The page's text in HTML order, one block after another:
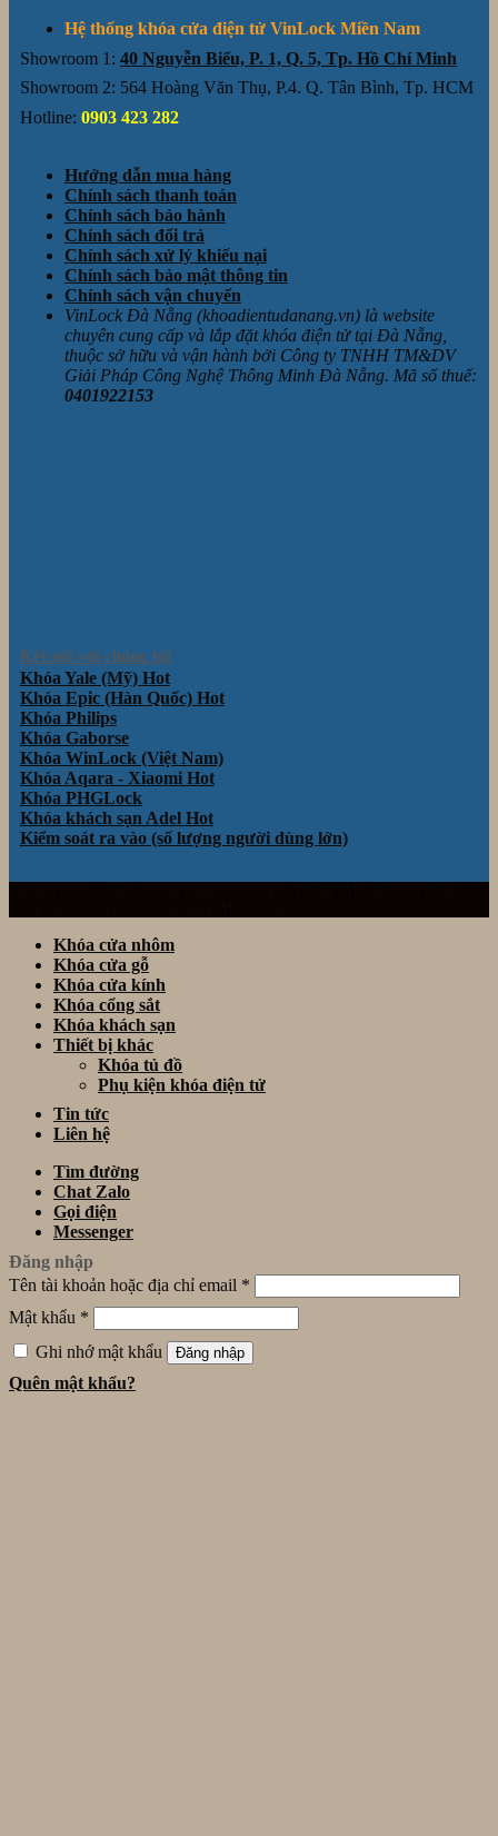
Hệ thống khóa cửa điện tử VinLock Miền Nam
Showroom 1: 40 Nguyễn Biểu, P. 1, Q. 5, Tp. Hồ Chí Minh
Showroom 2: 564 Hoàng Văn Thụ, P.4. Q. Tân Bình, Tp. HCM
Hotline: 0903 423 282
Hướng dẫn mua hàng
Chính sách thanh toán
Chính sách bảo hành
Chính sách đổi trả
Chính sách xử lý khiếu nại
Chính sách bảo mật thông tin
Chính sách vận chuyển
VinLock Đà Nẵng (khoadientudanang.vn) là website
chuyên cung cấp và lắp đặt khóa điện tử tại Đà Nẵng,
thuộc sở hữu và vận hành bởi Công ty TNHH TM&DV
Giải Pháp Công Nghệ Thông Minh Đà Nẵng. Mã số thuế:
0401922153
Kết nối với chúng tôi
Khóa Yale (Mỹ)
Khóa Epic (Hàn Quốc)
Khóa Philips
Khóa Gaborse
Khóa WinLock (Việt Nam)
Khóa Aqara - Xiaomi
Khóa PHGLock
Khóa khách sạn Adel
Kiểm soát ra vào (số lượng người dùng lớn)
Khóa cửa nhôm
Khóa cửa gỗ
Khóa cửa kính
Khóa cổng sắt
Khóa khách sạn
Thiết bị khác
Khóa tủ đồ
Phụ kiện khóa điện tử
Tin tức
Liên hệ
Tìm đường
Chat Zalo
Gọi điện
Messenger
Đăng nhập
Tên tài khoản hoặc địa chỉ email *
Mật khẩu *
Ghi nhớ mật khẩu
Đăng nhập
Quên mật khẩu?